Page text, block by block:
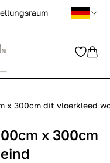
x 300cm dit vloerkleed
x 300cm